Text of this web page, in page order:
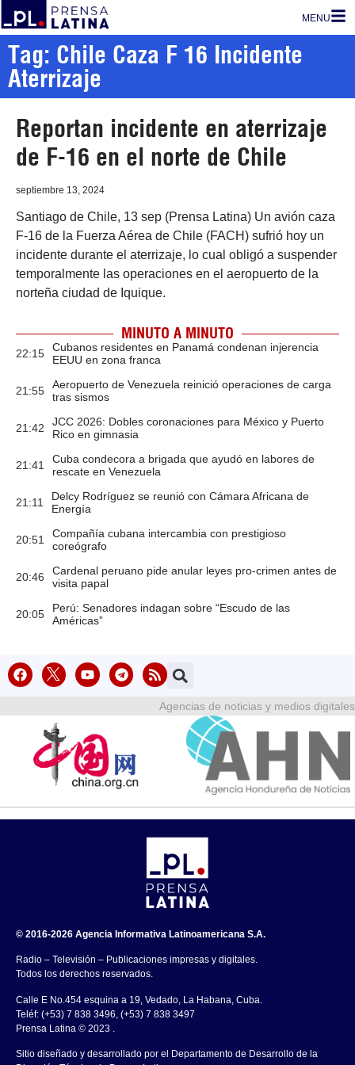
MENU
Tag: Chile Caza F 16 Incidente
Aterrizaje
Reportan incidente en aterrizaje
de F-16 en el norte de Chile
septiembre 13, 2024
Santiago de Chile, 13 sep (Prensa Latina) Un avión caza
F-16 de la Fuerza Aérea de Chile (FACH) sufrió hoy un
incidente durante el aterrizaje, lo cual obligó a suspender
temporalmente las operaciones en el aeropuerto de la
norteña ciudad de Iquique.
MINUTO A MINUTO
22:15
Cubanos residentes en Panamá condenan injerencia
EEUU en zona franca
21:55
Aeropuerto de Venezuela reinició operaciones de carga
tras sismos
21:42
JCC 2026: Dobles coronaciones para México y Puerto
Rico en gimnasia
21:41
Cuba condecora a brigada que ayudó en labores de
rescate en Venezuela
21:11
Delcy Rodríguez se reunió con Cámara Africana de
Energía
20:51
Compañía cubana intercambia con prestigioso
coreógrafo
20:46
Cardenal peruano pide anular leyes pro-crimen antes de
visita papal
20:05
Perú: Senadores indagan sobre “Escudo de las
Américas”
Agencias de noticias y medios digitales
© 2016-2026 Agencia Informativa Latinoamericana S.A.
Radio – Televisión – Publicaciones impresas y digitales.
Todos los derechos reservados.
Calle E No.454 esquina a 19, Vedado, La Habana, Cuba.
Teléf: (+53) 7 838 3496, (+53) 7 838 3497
Prensa Latina © 2023 .
Sitio diseñado y desarrollado por el Departamento de Desarrollo de la